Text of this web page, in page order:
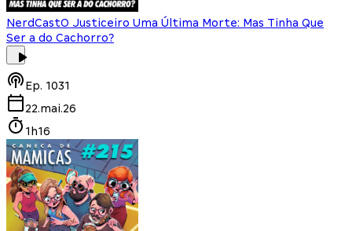
NerdCastO Justiceiro Uma Última Morte: Mas Tinha Que
Ser a do Cachorro?
Ep. 1031
22.mai.26
1h16